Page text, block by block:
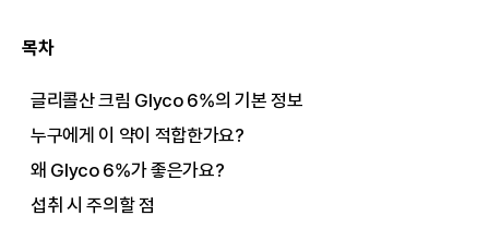
목차
글리콜산 크림 Glyco 6%의 기본 정보
누구에게 이 약이 적합한가요?
왜 Glyco 6%가 좋은가요?
섭취 시 주의할 점